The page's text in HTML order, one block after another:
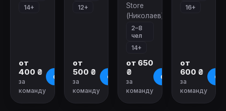
14+
от
400 ₴
за
команду
О квесте
12+
от
500 ₴
за
команду
О квесте
Store
(Николаев)
2–8
чел
14+
от 650
₴
за
команду
О квесте
16+
от
600 ₴
за
команду
О